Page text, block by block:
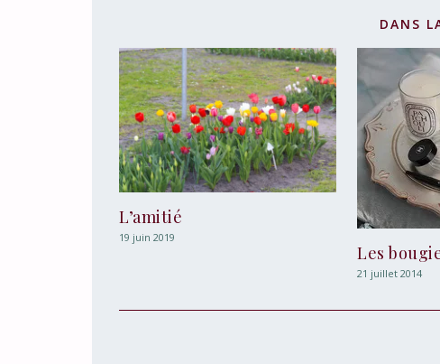
DANS
L’amitié
19 juin 2019
Les
21 juillet 2014